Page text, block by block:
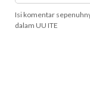
Isi komentar
dalam UU ITE